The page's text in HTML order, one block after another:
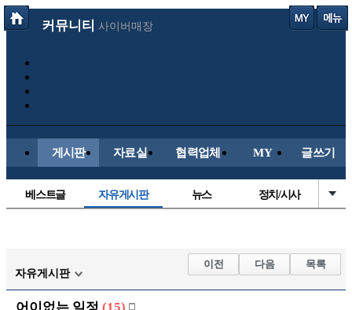
커뮤니티 사이버매장
게시판 자료실 협력업체 MY 글쓰기
베스트글 자유게시판 뉴스 정치/시사
해외축구
국내축구
자유게시판
이전 다음 목록